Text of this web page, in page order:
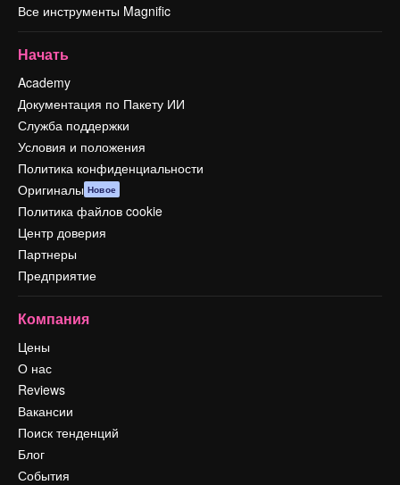
Все инструменты Magnific
Начать
Academy
Документация по Пакету ИИ
Служба поддержки
Условия и положения
Политика конфиденциальности
Оригиналы Новое
Политика файлов cookie
Центр доверия
Партнеры
Предприятие
Компания
Цены
О нас
Reviews
Вакансии
Поиск тенденций
Блог
События